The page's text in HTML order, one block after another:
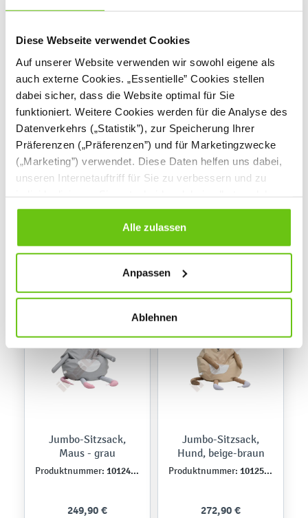
Diese Webseite verwendet Cookies
Auf unserer Website verwenden wir sowohl eigene als
auch externe Cookies. „Essentielle” Cookies stellen
dabei sicher, dass die Website optimal für Sie
funktioniert. Weitere Cookies werden für die Analyse des
Datenverkehrs („Statistik”), zur Speicherung Ihrer
Präferenzen („Präferenzen”) und für Marketingzwecke
(„Marketing”) verwendet. Diese Daten helfen uns dabei,
unseren Internetauftriff für Sie zu verbessern und zu
Cookies Sie erlauben. Verweigern Sie Ihre Zustimmung,
wählen Sie „Alle ablehnen” – in diesem Fall werden nur
Daten verarbeitet, die für den Besuch unserer Website
jederzeit ändern, indem Sie auf die Schaltfläche unten
links klicken. Weitere Informationen zur Datennutzung
Alle zulassen
Anpassen
Ablehnen
Sitzsack Maxi, grau-
beige-blau
Produktnummer: 101838PU
Sitzsack Maxi, grafit-
blau-grün
Produktnummer:
Jumbo-Sitzsack,
Maus - grau
Produktnummer: 101245NPU
249,90 €
Jumbo-Sitzsack,
Hund, beige-braun
Produktnummer: 101251NPU
272,90 €